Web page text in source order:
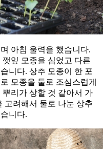
아침 울력을 했습니다.
잎 모종을 심었고 다른
니다. 상추 모종이 한 포
모종을 둘로 조심스럽게
리가 상할 것 같아서 가
고려해서 둘로 나눈 상추
니다.